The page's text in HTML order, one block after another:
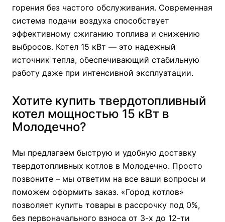
горения без частого обслуживания. Современная
система подачи воздуха способствует
эффективному сжиганию топлива и снижению
выбросов. Котел 15 кВт — это надежный
источник тепла, обеспечивающий стабильную
работу даже при интенсивной эксплуатации.
Хотите купить твердотопливный
котел мощностью 15 кВт в
Молодечно?
Мы предлагаем быструю и удобную доставку
твердотопливных котлов в Молодечно. Просто
позвоните – мы ответим на все ваши вопросы и
поможем оформить заказ. «Город котлов»
позволяет купить товары в рассрочку под 0%,
без первоначального взноса от 3-х до 12-ти